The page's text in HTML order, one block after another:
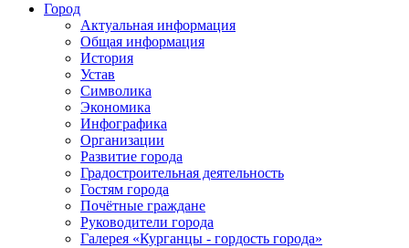
Город
Актуальная информация
Общая информация
История
Устав
Символика
Экономика
Инфографика
Организации
Развитие города
Градостроительная деятельность
Гостям города
Почётные граждане
Руководители города
Галерея «Курганцы - гордость города»